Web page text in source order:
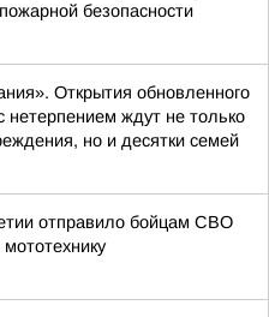
безопасности
Открытия обновленного
нетерпением ждут не только
но и десятки семей
отправило бойцам СВО